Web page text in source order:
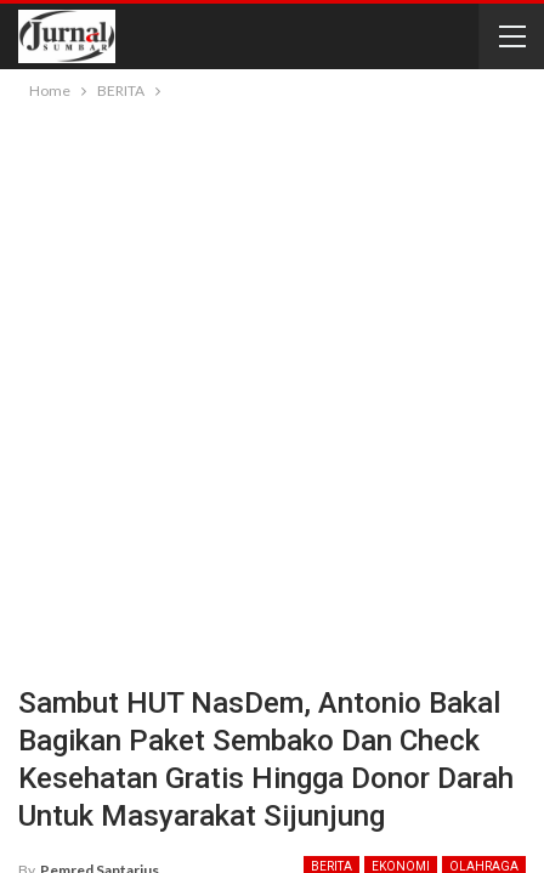
Home BERITA
Sambut HUT NasDem, Antonio Bakal
Bagikan Paket Sembako Dan Check
Kesehatan Gratis Hingga Donor Darah
Untuk Masyarakat Sijunjung
BERITA EKONOMI OLAHRAGA